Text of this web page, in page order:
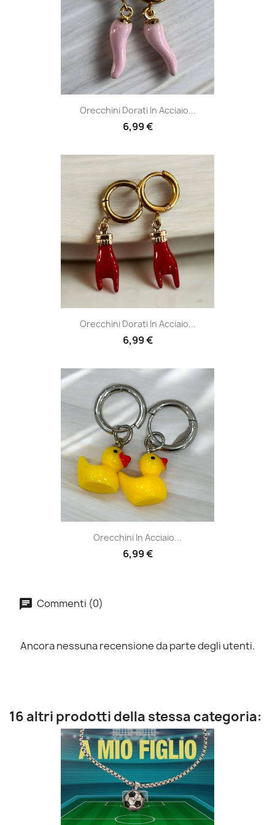
Orecchini Dorati In Acciaio...
6,99 €
Orecchini Dorati In Acciaio...
6,99 €
Orecchini In Acciaio...
6,99 €
Commenti (0)
Ancora nessuna recensione da parte degli utenti.
16 altri prodotti della stessa categoria: